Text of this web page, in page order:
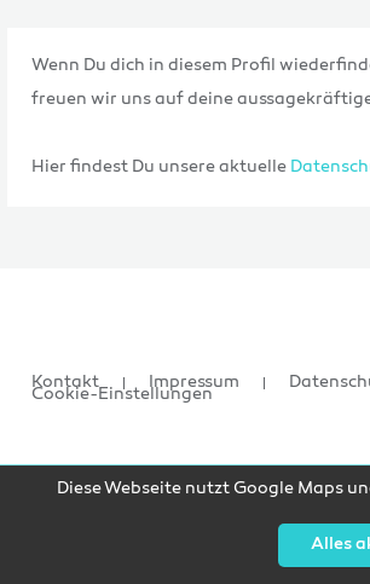
Diese Webseite nutzt Google Maps
Alles
Wenn Du dich in diesem Profil
freuen wir uns auf deine
Hier findest Du unsere aktuelle
Kontakt Impressum
Cookie-Einstellungen